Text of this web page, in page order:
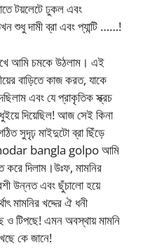
টয়লেটে ঢুকল এবং
শুধু দামী ব্রা এবং প্যান্টি ……!
আমি চমকে উঠলাম। এই
বাড়িতে কাজ করত, যাকে
এবং যে প্রাকৃতিক স্ক্রচ
দিয়েছিল! আজ সেই কিনা
সুদৃঢ় মাইদুটো ব্রা ছিঁড়ে
bangla golpo আমি
দিলাম।উঃফ, মামনির
উন্নত এবং ছুঁচালো হয়ে
মামনির খদ্দের ঐ ধনী
ও টিপছে! এমন অবস্থায় মামনি
কে জানে!